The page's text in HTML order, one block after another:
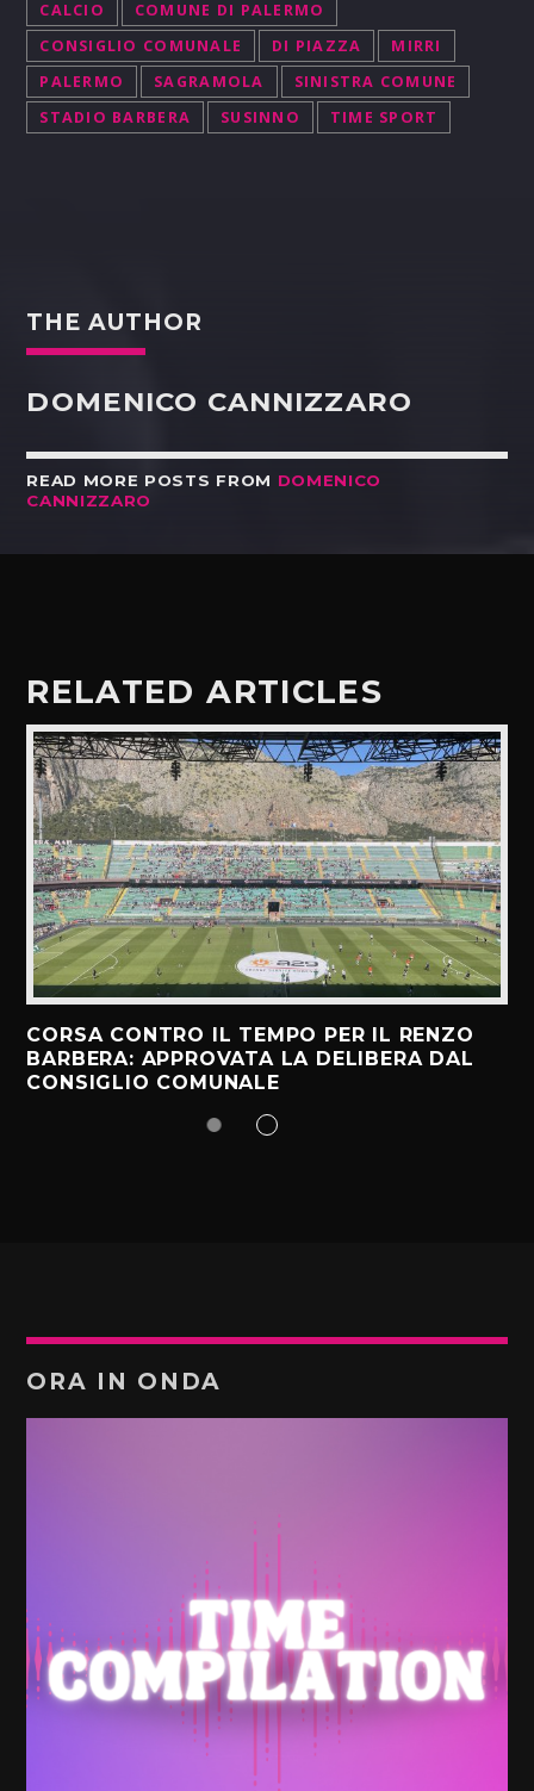
CALCIO
COMUNE DI PALERMO
CONSIGLIO COMUNALE
DI PIAZZA
MIRRI
PALERMO
SAGRAMOLA
SINISTRA COMUNE
STADIO BARBERA
SUSINNO TIME SPORT
THE AUTHOR
DOMENICO CANNIZZARO
READ MORE POSTS FROM DOMENICO
CANNIZZARO
RELATED ARTICLES
CORSA CONTRO IL TEMPO PER IL RENZO
BARBERA: APPROVATA LA DELIBERA DAL
CONSIGLIO COMUNALE
ORA IN ONDA